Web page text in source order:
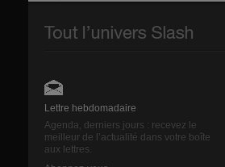
Lettre hebdomadaire
Agenda, derniers jours : recevez le
meilleur de l’actualité dans votre boîte
aux lettres.